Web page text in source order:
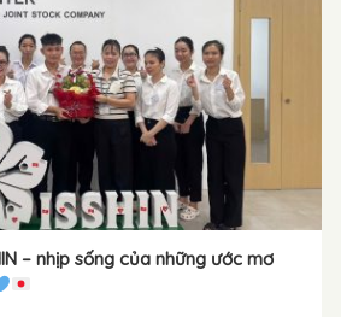
– nhịp sống của những ước mơ